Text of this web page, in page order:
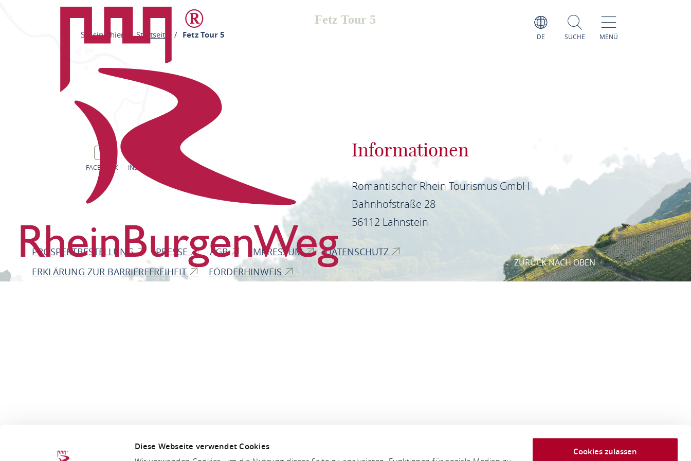
Diese Webseite verwendet Cookies Cookies zulassen
DE SUCHE MENÜ
Fetz Tour 5
Sie sind hier: Startseite Fetz Tour 5
FACEBOOK INSTAGRAM
Informationen
Romantischer Rhein Tourismus GmbH
Bahnhofstraße 28
56112 Lahnstein
PROSPEKTBESTELLUNG PRESSE AGB IMPRESSUM
DATENSCHUTZ
ERKLÄRUNG ZUR BARRIEREFREIHEIT
FÖRDERHINWEIS
ZURÜCK NACH OBEN